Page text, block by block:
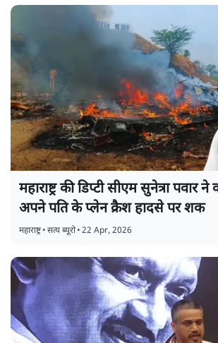
महाराष्ट्र की डिप्टी सीएम सुनेत्रा पवार
अपने पति के प्लेन क्रैश हादसे पर शक
महाराष्ट्र•सत्य ब्यूरो•22 Apr, 2026